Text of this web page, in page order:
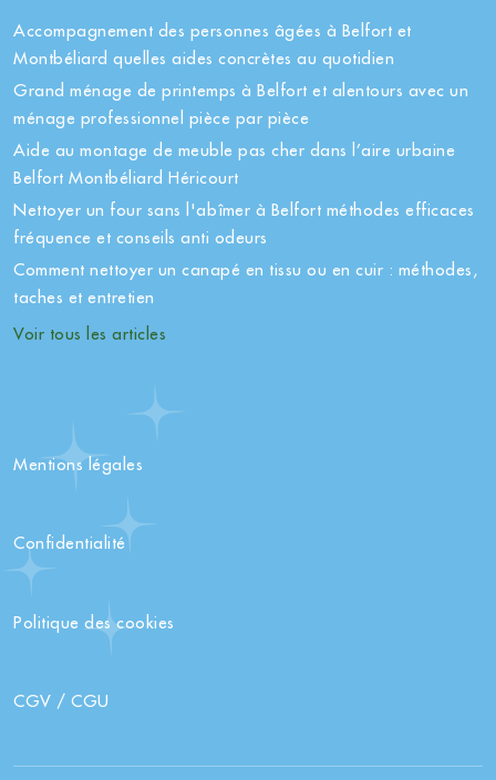
Accompagnement des personnes âgées à Belfort et
Montbéliard quelles aides concrètes au quotidien
Grand ménage de printemps à Belfort et alentours avec un
ménage professionnel pièce par pièce
Aide au montage de meuble pas cher dans l’aire urbaine
Belfort Montbéliard Héricourt
Nettoyer un four sans l'abîmer à Belfort méthodes efficaces
fréquence et conseils anti odeurs
Comment nettoyer un canapé en tissu ou en cuir : méthodes,
taches et entretien
Voir tous les articles
Mentions légales
Confidentialité
Politique des cookies
CGV / CGU